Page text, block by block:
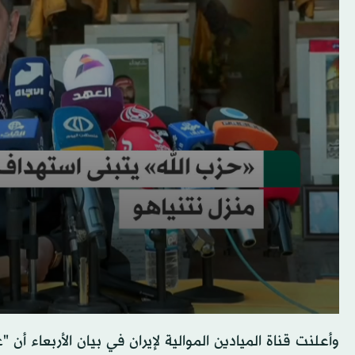
وأعلنت قناة الميادين الموالية لإيران في بيان الأربعاء